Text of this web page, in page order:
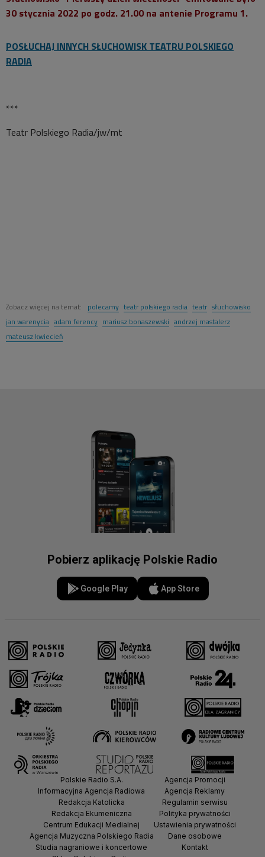
30 stycznia 2022 po godz. 21.00 na antenie Programu 1.
POSŁUCHAJ INNYCH SŁUCHOWISK TEATRU POLSKIEGO
RADIA
***
Teatr Polskiego Radia/jw/mt
Zobacz więcej na temat: polecamy teatr polskiego radia teatr słuchowisko
jan warenycia adam ferency mariusz bonaszewski andrzej mastalerz
mateusz kwiecień
Pobierz aplikację Polskie Radio
Google Play App Store
Polskie Radio S.A.
Informacyjna Agencja Radiowa
Redakcja Katolicka
Redakcja Ekumeniczna
Centrum Edukacji Medialnej
Agencja Muzyczna Polskiego Radia
Studia nagraniowe i koncertowe
Agencja Promocji
Agencja Reklamy
Regulamin serwisu
Polityka prywatności
Ustawienia prywatności
Dane osobowe
Kontakt